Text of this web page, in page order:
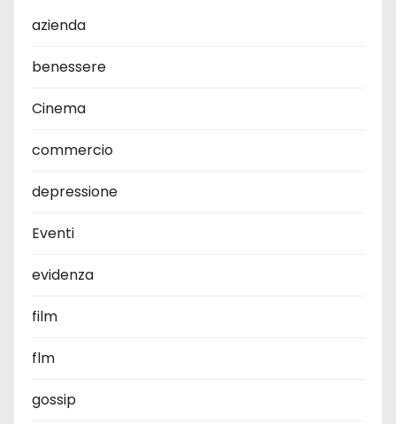
azienda
benessere
Cinema
commercio
depressione
Eventi
evidenza
film
flm
gossip